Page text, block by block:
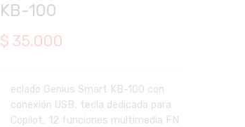
KB-100
$ 35.000
eclado Genius Smart KB-100 con
conexión USB, tecla dedicada para
Copilot, 12 funciones multimedia FN